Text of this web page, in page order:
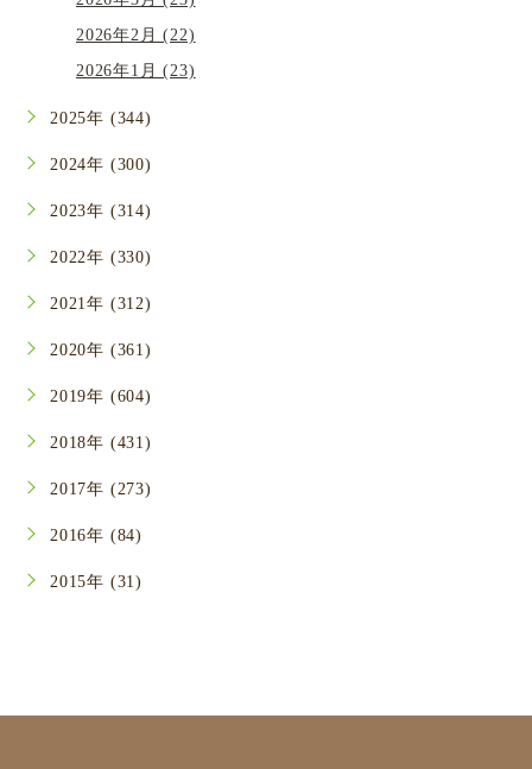
2026年2月 (22)
2026年1月 (23)
2025年 (344)
2024年 (300)
2023年 (314)
2022年 (330)
2021年 (312)
2020年 (361)
2019年 (604)
2018年 (431)
2017年 (273)
2016年 (84)
2015年 (31)